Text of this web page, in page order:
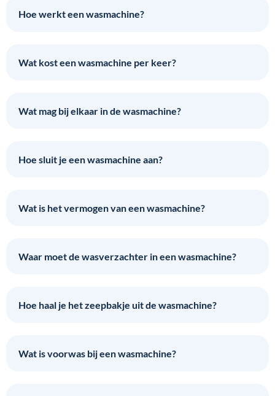
Hoe werkt een wasmachine?
Wat kost een wasmachine per keer?
Wat mag bij elkaar in de wasmachine?
Hoe sluit je een wasmachine aan?
Wat is het vermogen van een wasmachine?
Waar moet de wasverzachter in een wasmachine?
Hoe haal je het zeepbakje uit de wasmachine?
Wat is voorwas bij een wasmachine?